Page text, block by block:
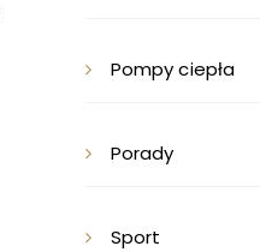
Pompy ciepła
Porady
Sport